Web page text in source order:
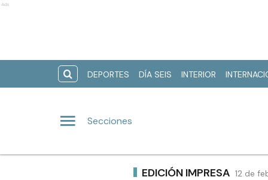
Ads
DEPORTES DÍA SEIS INTERIOR
Secciones
EDICIÓN IMPRESA 12 de